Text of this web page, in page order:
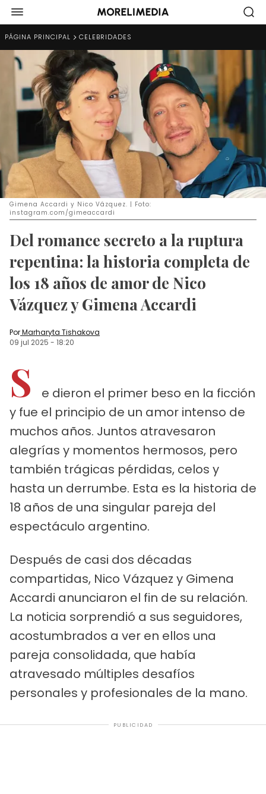
PÁGINA PRINCIPAL CELEBRIDADES
Gimena Accardi y Nico Vázquez. | Foto:
instagram.com/gimeaccardi
Del romance secreto a la ruptura
repentina: la historia completa de
los 18 años de amor de Nico
Vázquez y Gimena Accardi
PorMarharyta Tishakova
09 jul 2025 - 18:20
S
e dieron el primer beso en la ficción
y fue el principio de un amor intenso de
muchos años. Juntos atravesaron
alegrías y momentos hermosos, pero
también trágicas pérdidas, celos y
hasta un derrumbe. Esta es la historia de
18 años de una singular pareja del
espectáculo argentino.
Después de casi dos décadas
compartidas, Nico Vázquez y Gimena
Accardi anunciaron el fin de su relación.
La noticia sorprendió a sus seguidores,
acostumbrados a ver en ellos una
pareja consolidada, que había
atravesado múltiples desafíos
personales y profesionales de la mano.
PUBLICIDAD